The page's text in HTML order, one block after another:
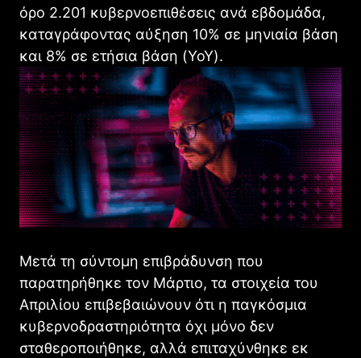
όρο 2.201 κυβερνοεπιθέσεις ανά εβδομάδα,
καταγράφοντας αύξηση 10% σε μηνιαία βάση
και 8% σε ετήσια βάση (YoY).
Μετά τη σύντομη επιβράδυνση που
παρατηρήθηκε τον Μάρτιο, τα στοιχεία του
Απριλίου επιβεβαιώνουν ότι η παγκόσμια
κυβερνοδραστηριότητα όχι μόνο δεν
σταθεροποιήθηκε, αλλά επιταχύνθηκε εκ